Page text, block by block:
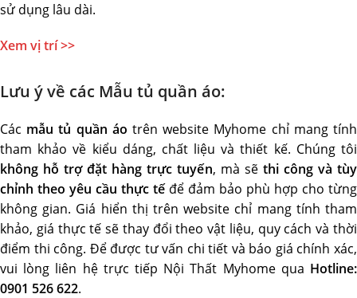
sử dụng lâu dài.
Xem vị trí >>
Lưu ý về các Mẫu tủ quần áo:
Các mẫu tủ quần áo trên website Myhome chỉ mang tính
tham khảo về kiểu dáng, chất liệu và thiết kế. Chúng tôi
không hỗ trợ đặt hàng trực tuyến, mà sẽ thi công và tùy
chỉnh theo yêu cầu thực tếđể đảm bảo phù hợp cho từng
không gian. Giá hiển thị trên website chỉ mang tính tham
khảo, giá thực tế sẽ thay đổi theo vật liệu, quy cách và thời
điểm thi công. Để được tư vấn chi tiết và báo giá chính xác,
vui lòng liên hệ trực tiếp Nội Thất Myhome qua Hotline:
0901 526 622.